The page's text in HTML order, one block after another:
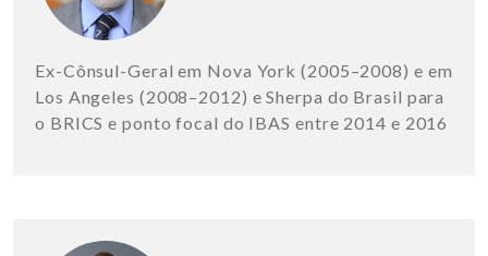
Ex-Cônsul-Geral em Nova York (2005–2008) e em
Los Angeles (2008–2012) e Sherpa do Brasil para
o BRICS e ponto focal do IBAS entre 2014 e 2016